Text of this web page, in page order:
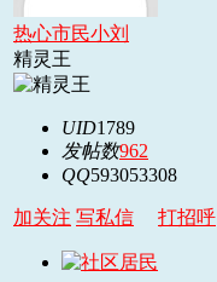
热心市民小刘
精灵王
UID1789
发帖数962
QQ593053308
加关注 写私信 打招呼